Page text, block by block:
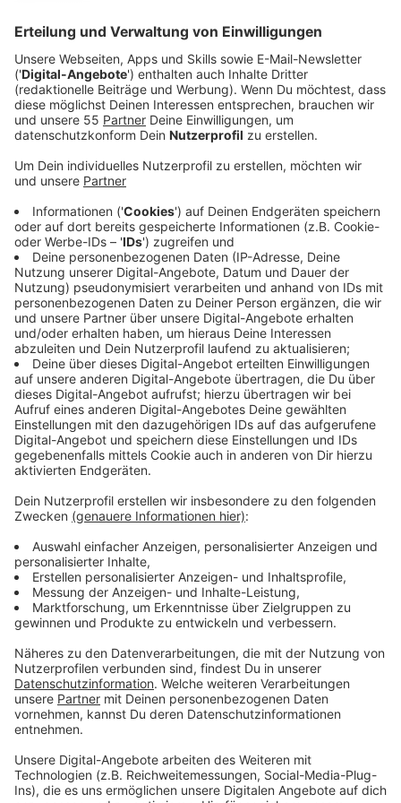
Nachbarland Niederlande arbeiten bzw.
Niederländer, die u.a.bei uns in Kranenburg,
Emmerich oder Straelen tätig sind. Weil es dazu
viele Fragen gibt, helfen und unterstützen hier seit
25 Jahren die "Grenz-Info-Punkte" der Euregios,
u.a. in Kleve an der Emmericher Straße.
Veröffentlicht:Dienstag, 06.05.2025 12:13
Anzeige
Kostenlose Beratung gibt es entweder mit Termin.
Einfacher geht es einmal im Monat, dann sind im
Euregio Forum deutsche und niederländische Experten.
Die nächste Sprechstunde für Grenzpendler beim
Grenz Info Punkt der Euregio Rhein-Waal ist am 27.
Mai 2025 (von 9 bis 12:30 Uhr).
GrenzInfoPunkt Euregio Rhein-Waal, Emmericher
Straße 24, 47533 Kleve (Euregio-Forum), statt.
Weitere Infos gibt es
Fragen zu möglichen Jobs und Stellenangeboten in
der Grenzregion beantwortet das EURES-Team Rhein-
Waal.
Dazu gibt es Sprechstunden bei der Agentur für Arbeit
in Kleve. z.B. am Donnerstag, 8. Mai 2025, dann ist der
nächste Termin!
Anzeige
Arbeiten in der Grenzregion 1